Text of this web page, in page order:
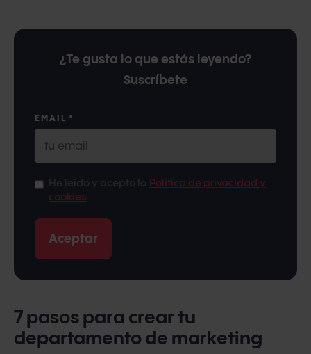
¿Te gusta lo que estás leyendo?
Suscríbete
EMAIL *
Política de privacidad y
cookies
7 pasos para crear tu
departamento de marketing